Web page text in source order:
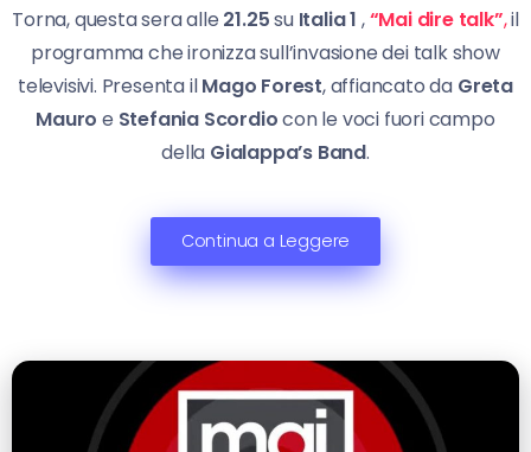
Torna, questa sera alle 21.25su Italia 1 ,“Mai dire talk”,il
programma che ironizza sull’invasione dei talk show
televisivi. Presenta ilMago Forest, affiancato da Greta
Mauro e Stefania Scordiocon le voci fuori campo
della Gialappa’s Band.
Continua a Leggere